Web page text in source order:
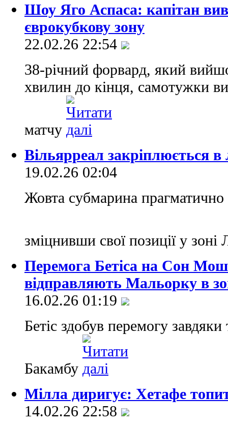
Шоу Яго Аспаса: капітан
єврокубкову зону
22.02.26 22:54
38-річний форвард, який
хвилин до кінця, самотужки
матчу
Вільярреал закріплюється
19.02.26 02:04
Жовта субмарина прагматично
зміцнивши свої позиції у зоні
Перемога Бетіса на Сон
відправляють Мальорку в
16.02.26 01:19
Бетіс здобув перемогу
Бакамбу
Мілла диригує: Хетафе
14.02.26 22:58